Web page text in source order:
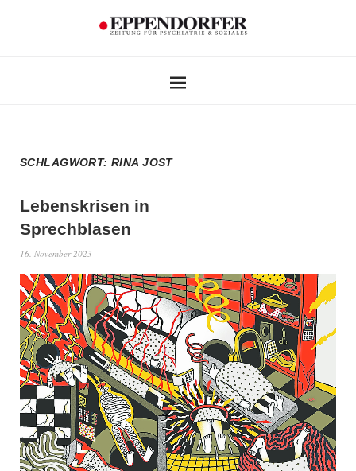
SCHLAGWORT:RINA JOST
Lebenskrisen in
Sprechblasen
16. November 2023